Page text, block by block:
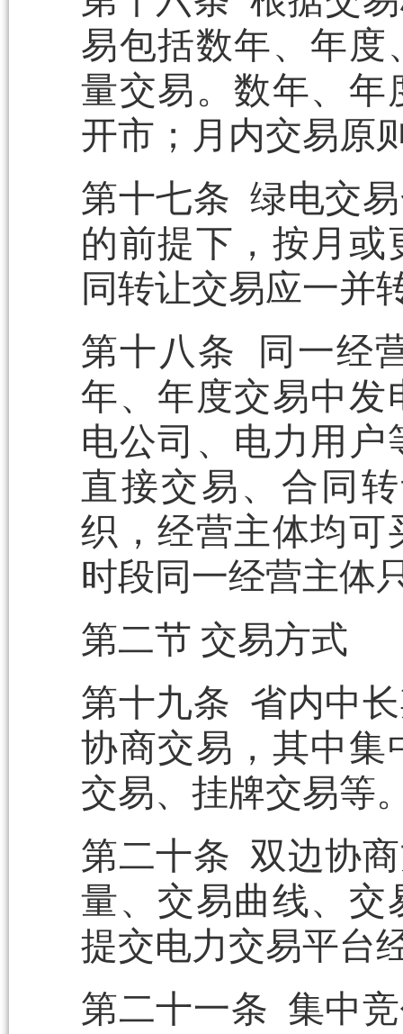
易包括数年、年度
量交易。数年、年
开市；月内交易原
第十七条 绿电交
的前提下，按月
同转让交易应一并
第十八条 同一经
年、年度交易中发
电公司、电力用
直接交易、合同
织，经营主体均可
时段同一经营主体
第二节 交易方式
第十九条 省内中
协商交易，其中集
交易、挂牌交易等
第二十条 双边协
量、交易曲线、交
提交电力交易平台
第二十一条 集中